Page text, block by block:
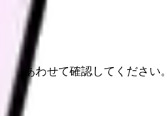
もあわせて確認してください。